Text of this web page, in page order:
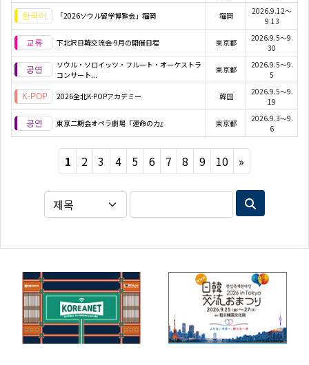
「2026ソウル留学博覧会」福岡 福岡
2026.9.12～
9.13
下北沢日韓交流会-9月の開催日程 東京都
2026.9.5～9.
30
ソウル・ソロイッツ・フルート・オーケストラ
コンサート...
東京都
2026.9.5～9.
5
2026全北K-POPアカデミー 韓国
2026.9.5～9.
19
東京二期会オペラ劇場『運命の力』 東京都
2026.9.3～9.
6
1 2 3 4 5 6 7 8 9 10 »